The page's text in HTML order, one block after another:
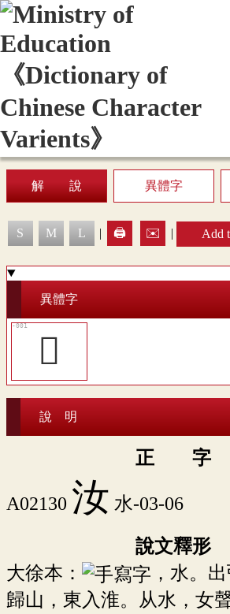
Display Mode
Sitemap
解 說 異體字
S M L | 🖨️ ✉️ | Add
異體字
󳅪
說 明
正 字
A02130 汝 水-03-06
說文釋形
大徐本：
，水。
歸山，東入淮。从水，女